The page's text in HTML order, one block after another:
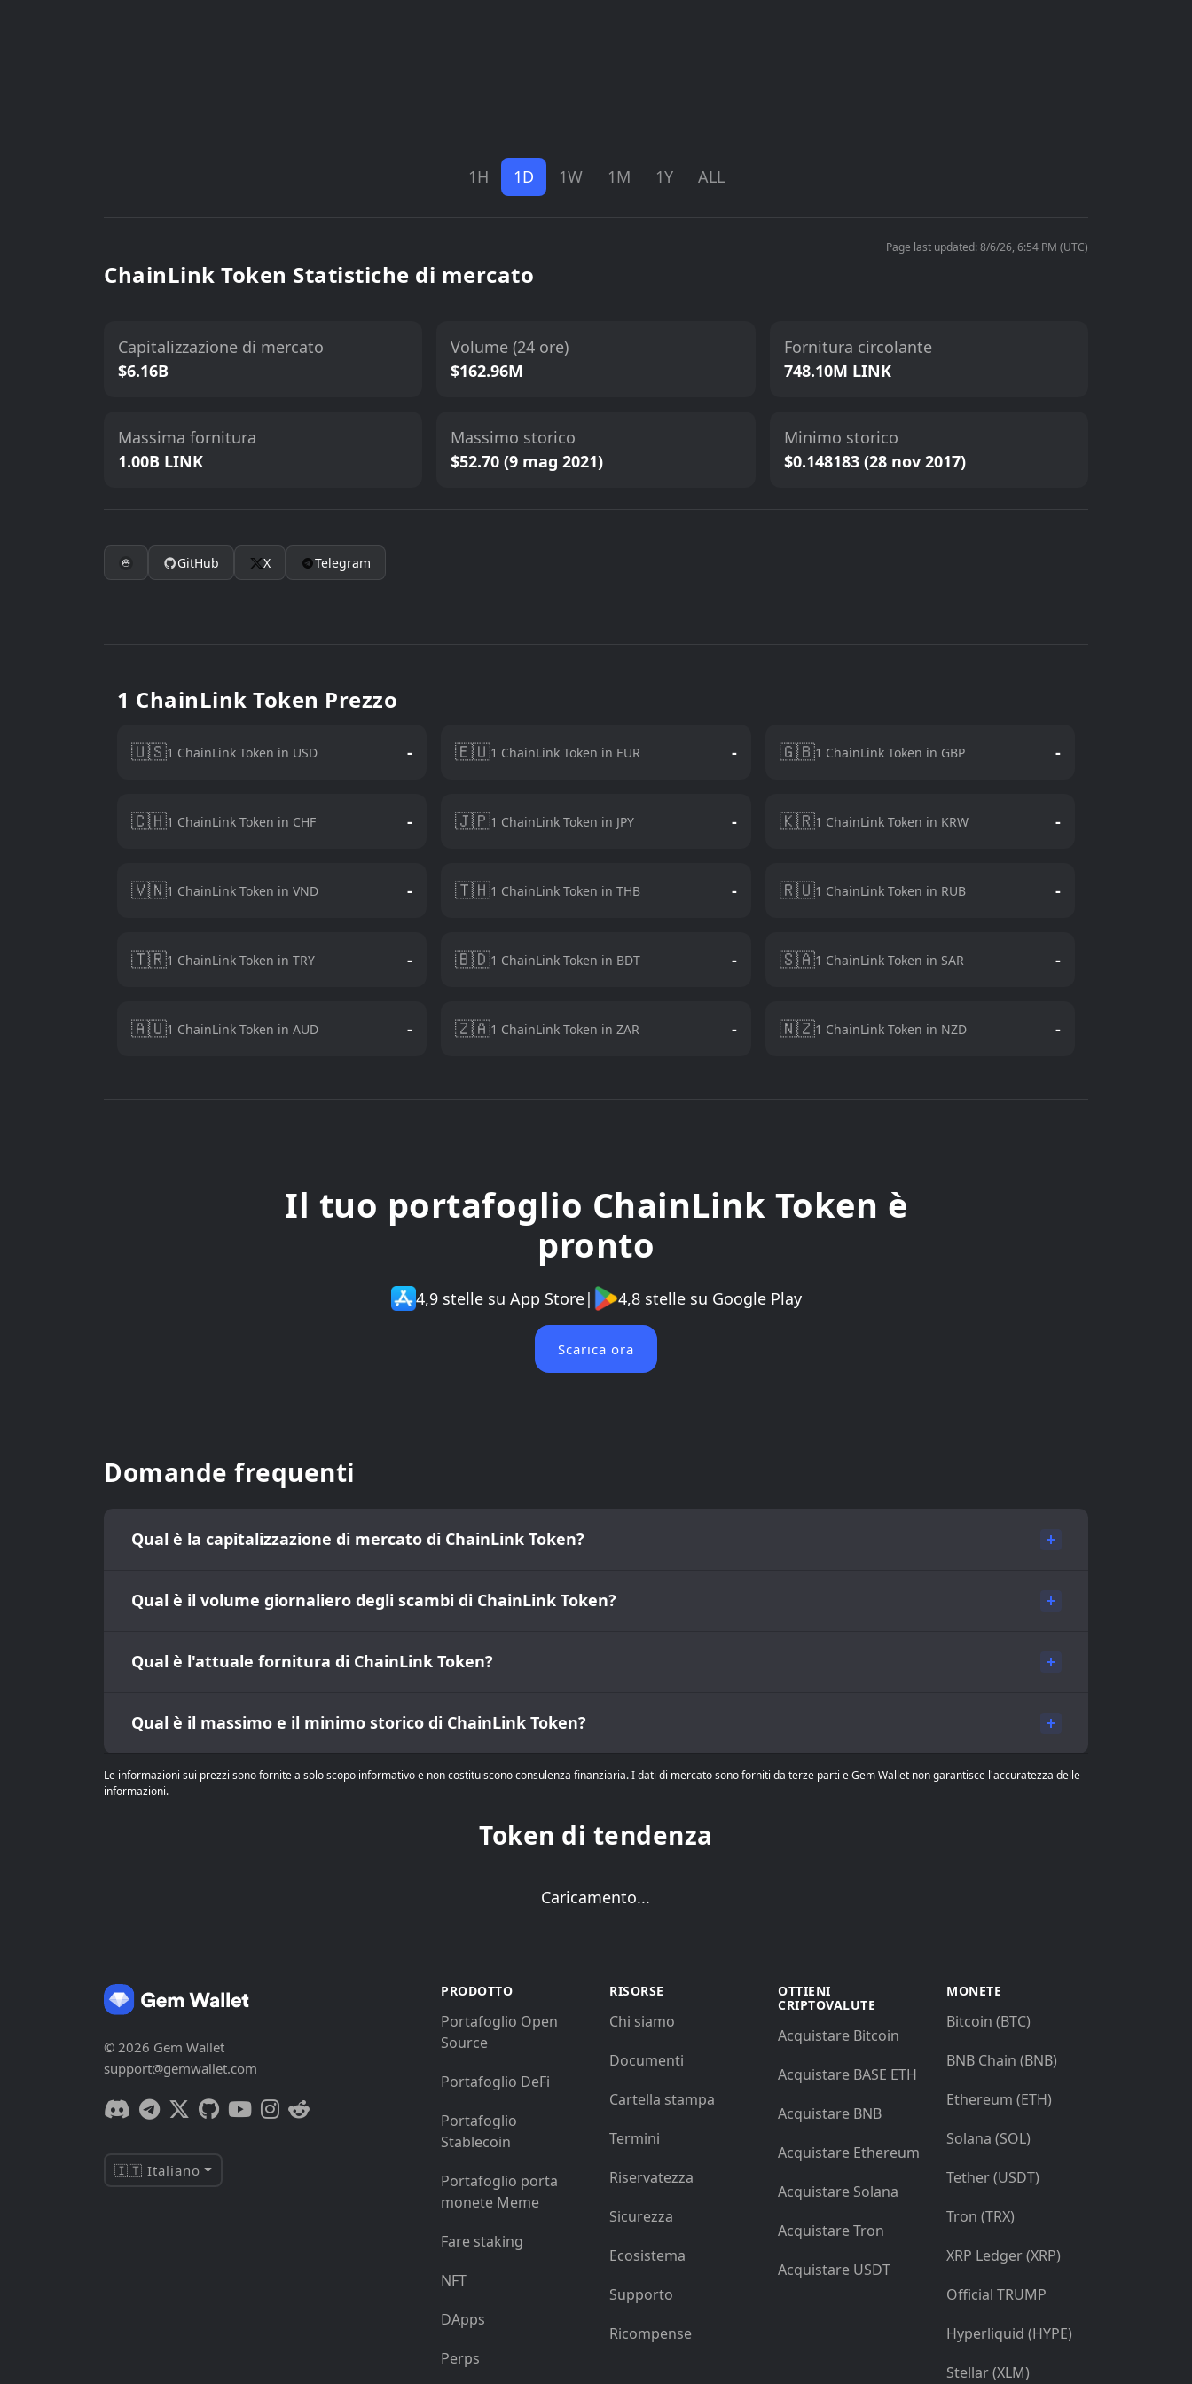
1H 1D 1W 1M 1Y ALL
Page last updated: 8/6/26, 6:54 PM (UTC)
ChainLink Token Statistiche di mercato
Capitalizzazione di mercato
$6.16B
Volume (24 ore)
$162.96M
Fornitura circolante
748.10M LINK
Massima fornitura
1.00B LINK
Massimo storico
$52.70 (9 mag 2021)
Minimo storico
$0.148183 (28 nov 2017)
GitHub X Telegram
1 ChainLink Token Prezzo
🇺🇸1 ChainLink Token in USD - 🇪🇺1 ChainLink Token in EUR - 🇬🇧1 ChainLink Token in GBP -
🇨🇭1 ChainLink Token in CHF - 🇯🇵1 ChainLink Token in JPY - 🇰🇷1 ChainLink Token in KRW -
🇻🇳1 ChainLink Token in VND - 🇹🇭1 ChainLink Token in THB - 🇷🇺1 ChainLink Token in RUB -
🇹🇷1 ChainLink Token in TRY - 🇧🇩1 ChainLink Token in BDT - 🇸🇦1 ChainLink Token in SAR -
🇦🇺1 ChainLink Token in AUD - 🇿🇦1 ChainLink Token in ZAR - 🇳🇿1 ChainLink Token in NZD -
Il tuo portafoglio ChainLink Token è
pronto
4,9 stelle su App Store| 4,8 stelle su Google Play
Scarica ora
Domande frequenti
Qual è la capitalizzazione di mercato di ChainLink Token?
Qual è il volume giornaliero degli scambi di ChainLink Token?
Qual è l'attuale fornitura di ChainLink Token?
Qual è il massimo e il minimo storico di ChainLink Token?
Le informazioni sui prezzi sono fornite a solo scopo informativo e non costituiscono consulenza finanziaria. I dati di mercato sono forniti da terze parti e Gem Wallet non garantisce l'accuratezza delle
informazioni.
Token di tendenza
Caricamento...
© 2026 Gem Wallet
support@gemwallet.com
🇮🇹 Italiano
PRODOTTO
Portafoglio Open
Source
Portafoglio DeFi
Portafoglio
Stablecoin
Portafoglio porta
monete Meme
Fare staking
NFT
DApps
Perps
RISORSE
Chi siamo
Documenti
Cartella stampa
Termini
Riservatezza
Sicurezza
Ecosistema
Supporto
Ricompense
OTTIENI
CRIPTOVALUTE
Acquistare Bitcoin
Acquistare BASE ETH
Acquistare BNB
Acquistare Ethereum
Acquistare Solana
Acquistare Tron
Acquistare USDT
MONETE
Bitcoin (BTC)
BNB Chain (BNB)
Ethereum (ETH)
Solana (SOL)
Tether (USDT)
Tron (TRX)
XRP Ledger (XRP)
Official TRUMP
Hyperliquid (HYPE)
Stellar (XLM)